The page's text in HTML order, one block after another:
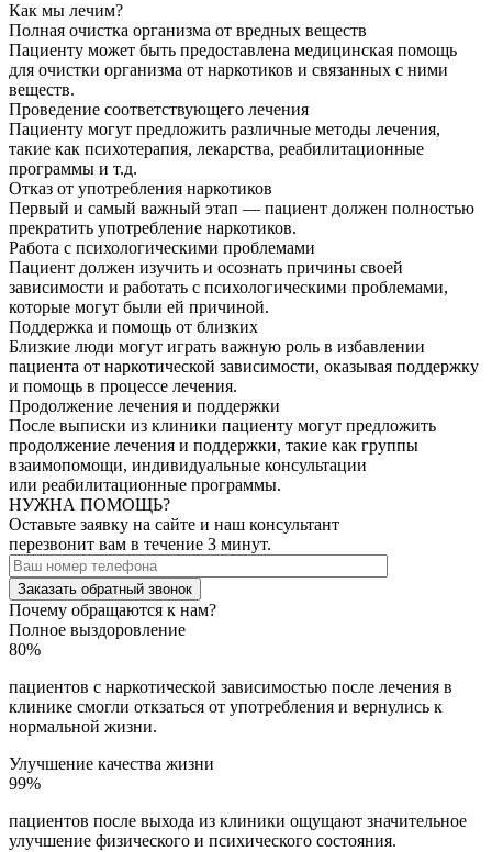
Как мы лечим?
Полная очистка организма от вредных веществ
Пациенту может быть предоставлена медицинская помощь
для очистки организма от наркотиков и связанных с ними
веществ.
Проведение соответствующего лечения
Пациенту могут предложить различные методы лечения,
такие как психотерапия, лекарства, реабилитационные
программы и т.д.
Отказ от употребления наркотиков
Первый и самый важный этап — пациент должен полностью
прекратить употребление наркотиков.
Работа с психологическими проблемами
Пациент должен изучить и осознать причины своей
зависимости и работать с психологическими проблемами,
которые могут были ей причиной.
Поддержка и помощь от близких
Близкие люди могут играть важную роль в избавлении
пациента от наркотической зависимости, оказывая поддержку
и помощь в процессе лечения.
Продолжение лечения и поддержки
После выписки из клиники пациенту могут предложить
продолжение лечения и поддержки, такие как группы
взаимопомощи, индивидуальные консультации
или реабилитационные программы.
НУЖНА ПОМОЩЬ?
Оставьте заявку на сайте и наш консультант
перезвонит вам в течение 3 минут.
Заказать обратный звонок
Почему обращаются к нам?
Полное выздоровление
80%
пациентов с наркотической зависимостью после лечения в
клинике смогли откзаться от употребления и вернулись к
нормальной жизни.
Улучшение качества жизни
99%
пациентов после выхода из клиники ощущают значительное
улучшение физического и психического состояния.